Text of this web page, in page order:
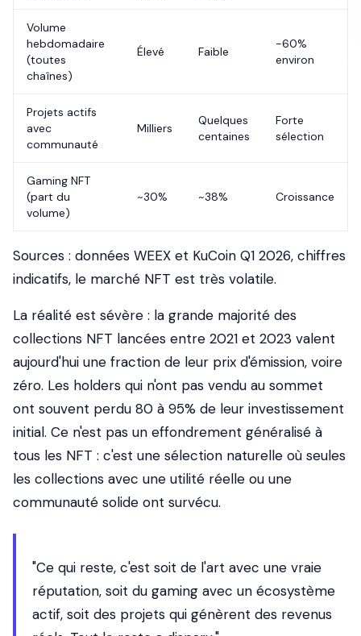
Volume
hebdomadaire
(toutes
chaînes)
Élevé Faible
-60%
environ
Projets actifs
avec
communauté
Milliers
Quelques
centaines
Forte
sélection
Gaming NFT
(part du
volume)
~30% ~38% Croissance
Sources : données WEEX et KuCoin Q1 2026, chiffres
indicatifs, le marché NFT est très volatile.
La réalité est sévère : la grande majorité des
collections NFT lancées entre 2021 et 2023 valent
aujourd'hui une fraction de leur prix d'émission, voire
zéro. Les holders qui n'ont pas vendu au sommet
ont souvent perdu 80 à 95% de leur investissement
initial. Ce n'est pas un effondrement généralisé à
tous les NFT : c'est une sélection naturelle où seules
les collections avec une utilité réelle ou une
communauté solide ont survécu.
"Ce qui reste, c'est soit de l'art avec une vraie
réputation, soit du gaming avec un écosystème
actif, soit des projets qui génèrent des revenus